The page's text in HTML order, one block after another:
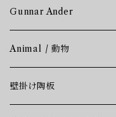
Gunnar Ander
Animal / 動物
壁掛け陶板